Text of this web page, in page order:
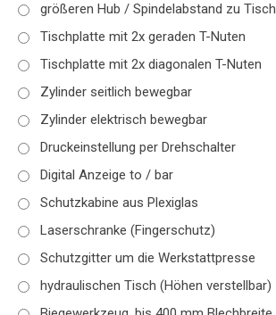
größeren Hub / Spindelabstand zu Tisch
Tischplatte mit 2x geraden T-Nuten
Tischplatte mit 2x diagonalen T-Nuten
Zylinder seitlich bewegbar
Zylinder elektrisch bewegbar
Druckeinstellung per Drehschalter
Digital Anzeige to / bar
Schutzkabine aus Plexiglas
Laserschranke (Fingerschutz)
Schutzgitter um die Werkstattpresse
hydraulischen Tisch (Höhen verstellbar)